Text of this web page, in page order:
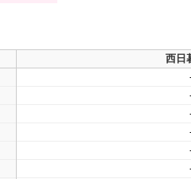
西日